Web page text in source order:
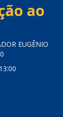
ao
EUGÊNIO